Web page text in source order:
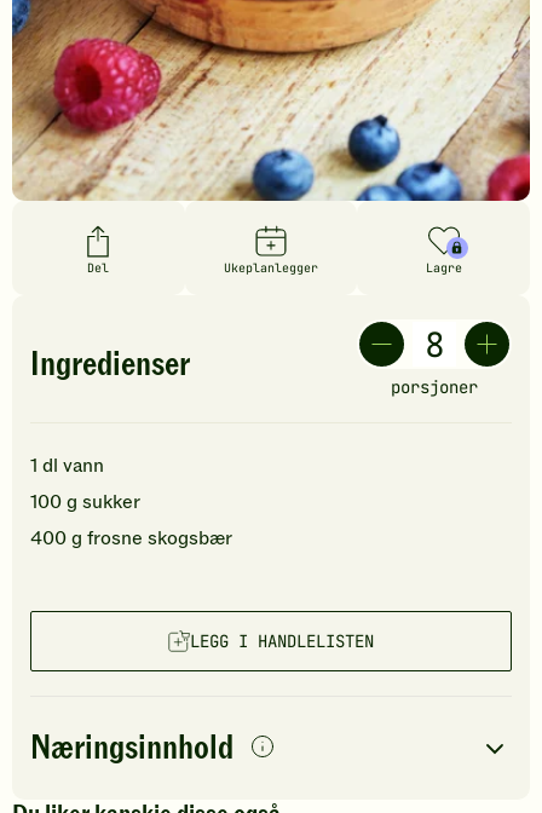
Del Ukeplanlegger Lagre
Ingredienser
porsjoner
1 dl vann
100g sukker
400g frosne skogsbær
LEGG I HANDLELISTEN
Næringsinnhold
per porsjon